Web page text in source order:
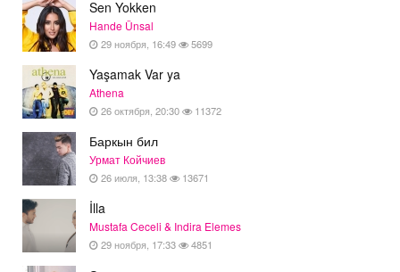
Sen Yokken
Hande Ünsal
29 ноября, 16:49 5699
Yaşamak Var ya
Athena
26 октября, 20:30 11372
Баркын бил
Урмат Койчиев
26 июля, 13:38 13671
İlla
Mustafa Ceceli & Indira Elemes
29 ноября, 17:33 4851